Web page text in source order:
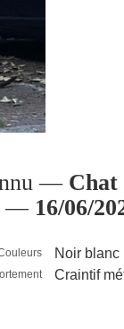
— Chat
— 16/06/
Noir blanc
Craintif